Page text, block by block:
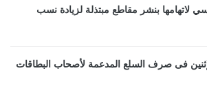
لاتهامها بنشر مقاطع مبتذلة لزيادة نسب